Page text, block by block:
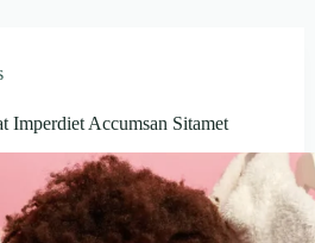
Imperdiet Accumsan Sitamet